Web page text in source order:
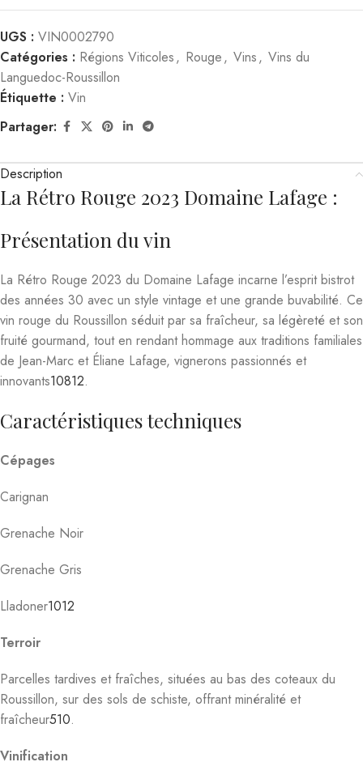
UGS : VIN0002790
Catégories : Régions Viticoles, Rouge, Vins, Vins du
Languedoc-Roussillon
Étiquette : Vin
Partager:
Description
La Rétro Rouge 2023 Domaine Lafage :
Présentation du vin
La Rétro Rouge 2023 du Domaine Lafage incarne l’esprit bistrot
des années 30 avec un style vintage et une grande buvabilité. Ce
vin rouge du Roussillon séduit par sa fraîcheur, sa légèreté et son
fruité gourmand, tout en rendant hommage aux traditions familiales
de Jean-Marc et Éliane Lafage, vignerons passionnés et
innovants10812.
Caractéristiques techniques
Cépages
Carignan
Grenache Noir
Grenache Gris
Lladoner1012
Terroir
Parcelles tardives et fraîches, situées au bas des coteaux du
Roussillon, sur des sols de schiste, offrant minéralité et
fraîcheur510.
Vinification